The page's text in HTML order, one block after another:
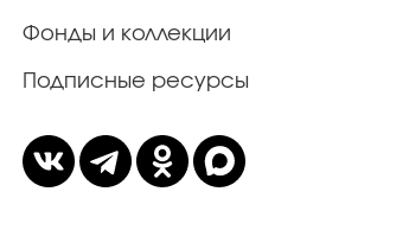
Фонды и коллекции
Подписные ресурсы